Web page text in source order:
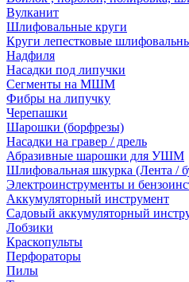
Вулканит
Шлифовальные круги
Круги лепестковые
Надфиля
Насадки под липучки
Сегменты на МШМ
Фибры на липучку
Черепашки
Шарошки (борфрезы)
Насадки на гравер / дрель
Абразивные шарошки для УШМ
Шлифовальная шкурка (Лента /
Электроинструменты и
Аккумуляторный инструмент
Садовый аккумуляторный
Лобзики
Краскопульты
Перфораторы
Пилы